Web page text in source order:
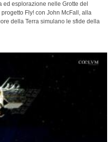
esplorazione nelle Grotte del
Fly! con John McFall, alla
della Terra simulano le sfide della